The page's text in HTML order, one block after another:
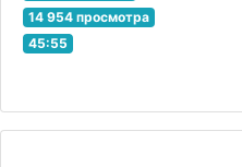
14 954 просмотра
45:55